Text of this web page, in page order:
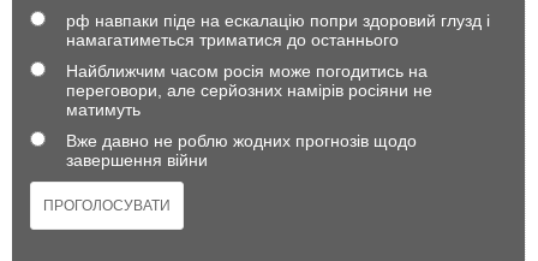
рф навпаки піде на ескалацію попри здоровий глузд і
намагатиметься триматися до останнього
Найближчим часом росія може погодитись на
переговори, але серйозних намірів росіяни не
матимуть
Вже давно не роблю жодних прогнозів щодо
завершення війни